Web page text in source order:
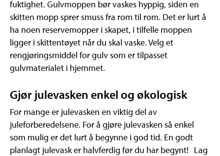
fuktighet. Gulvmoppen bør vaskes hyppig, siden en
skitten mopp sprer smuss fra rom til rom. Det er lurt å
ha noen reservemopper i skapet, i tilfelle moppen
ligger i skittentøyet når du skal vaske. Velg et
rengjøringsmiddel for gulv som er tilpasset
gulvmaterialet i hjemmet.
Gjør julevasken enkel og økologisk
For mange er julevasken en viktig del av
juleforberedelsene. For å gjøre julevasken så enkel
som mulig er det lurt å begynne i god tid. En godt
planlagt julevask er halvferdig før du har begynt! Lag